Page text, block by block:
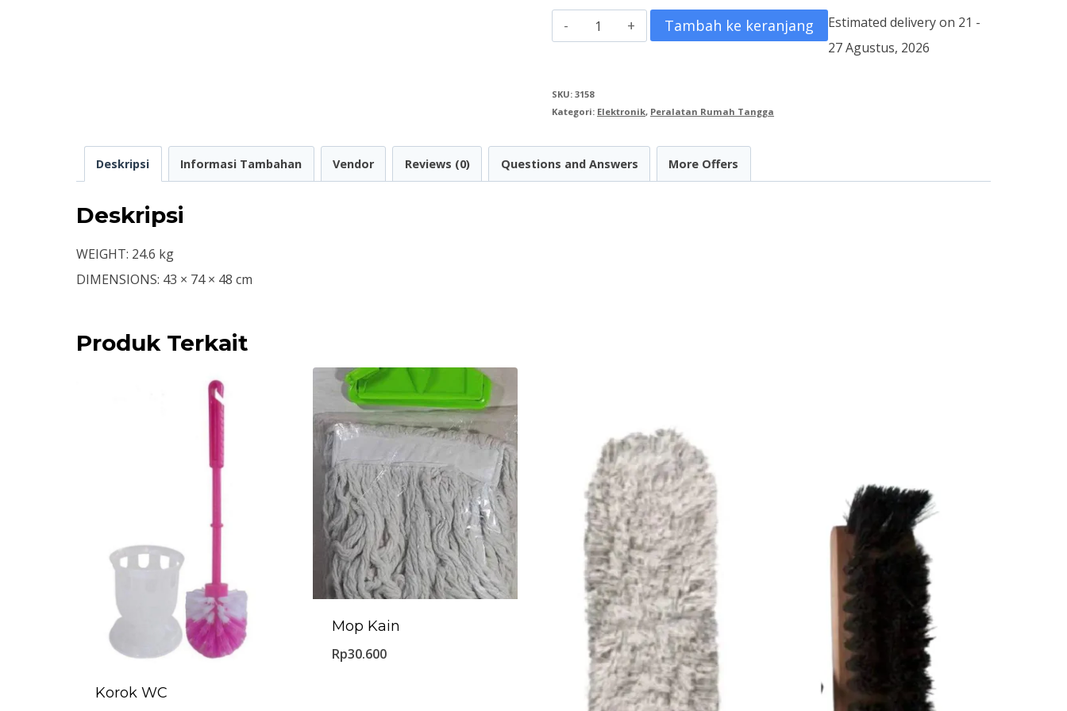
Kuantitas
Professional
Speaker
PRO12F3
Tambah ke keranjang
Estimated delivery on 21 -
27 Agustus, 2026
SKU:3158
Kategori: Elektronik, Peralatan Rumah Tangga
Deskripsi Informasi Tambahan Vendor Reviews (0) Questions and Answers More Offers
Deskripsi
WEIGHT: 24.6 kg
DIMENSIONS: 43 × 74 × 48 cm
Produk Terkait
Korok WC
Mop Kain
Rp30.600